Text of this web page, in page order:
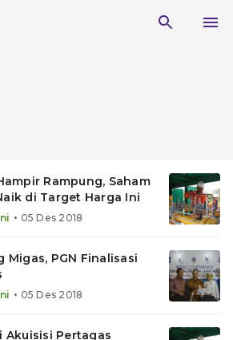
Rampung, Saham
di Target Harga Ini
• 05 Des 2018
PGN Finalisasi
• 05 Des 2018
Akuisisi Pertagas